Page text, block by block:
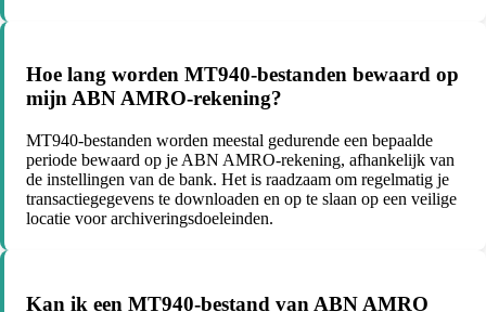
Hoe lang worden MT940-bestanden bewaard op
mijn ABN AMRO-rekening?
MT940-bestanden worden meestal gedurende een bepaalde
periode bewaard op je ABN AMRO-rekening, afhankelijk van
de instellingen van de bank. Het is raadzaam om regelmatig je
transactiegegevens te downloaden en op te slaan op een veilige
locatie voor archiveringsdoeleinden.
Kan ik een MT940-bestand van ABN AMRO